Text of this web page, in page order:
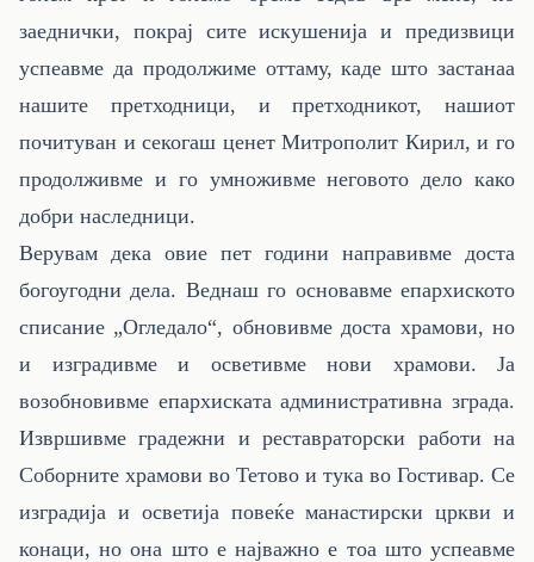
заеднички, покрај сите искушенија и предизвици
успеавме да продолжиме оттаму, каде што застанаа
нашите претходници, и претходникот, нашиот
почитуван и секогаш ценет Митрополит Кирил, и го
продолживме и го умноживме неговото дело како
добри наследници.
Верувам дека овие пет години направивме доста
богоугодни дела. Веднаш го основавме епархиското
списание „Огледало“, обновивме доста храмови, но
и изградивме и осветивме нови храмови. Ja
возобновивме епархиската административна зграда.
Извршивме градежни и реставраторски работи на
Соборните храмови во Тетово и тука во Гостивар. Се
изградија и осветија повеќе манастирски цркви и
конаци, но она што е најважно е тоа што успеавме